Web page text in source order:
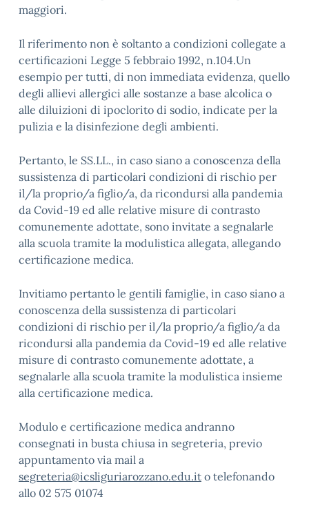
maggiori.
Il riferimento non è soltanto a condizioni collegate a
certificazioni Legge 5 febbraio 1992, n.104.Un
esempio per tutti, di non immediata evidenza, quello
degli allievi allergici alle sostanze a base alcolica o
alle diluizioni di ipoclorito di sodio, indicate per la
pulizia e la disinfezione degli ambienti.
Pertanto, le SS.LL., in caso siano a conoscenza della
sussistenza di particolari condizioni di rischio per
il/la proprio/a figlio/a, da ricondursi alla pandemia
da Covid-19 ed alle relative misure di contrasto
comunemente adottate, sono invitate a segnalarle
alla scuola tramite la modulistica allegata, allegando
certificazione medica.
Invitiamo pertanto le gentili famiglie, in caso siano a
conoscenza della sussistenza di particolari
condizioni di rischio per il/la proprio/a figlio/a da
ricondursi alla pandemia da Covid-19 ed alle relative
misure di contrasto comunemente adottate, a
segnalarle alla scuola tramite la modulistica insieme
alla certificazione medica.
Modulo e certificazione medica andranno
consegnati in busta chiusa in segreteria, previo
appuntamento via mail a
segreteria@icsliguriarozzano.edu.it o telefonando
allo 02 575 01074